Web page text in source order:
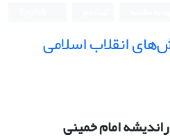
انقلاب اسلامی
امام خمینی